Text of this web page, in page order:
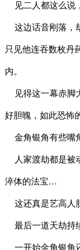
见二人都这么说
这边话音刚落，
只见他连吞数枚丹
内。
见得这一幕赤脚
好胆魄，如此恐怖
金角银角有些嘴
人家渡劫都是被
淬体的法宝…
这还真是艺高人
最后一道天劫持
一开始金角银角